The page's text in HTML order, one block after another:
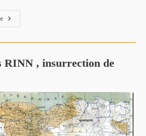
Carte
De
De
La
Bejaia,
Jijel
,
Annaba
Et
Constantine
RINN , insurrection de